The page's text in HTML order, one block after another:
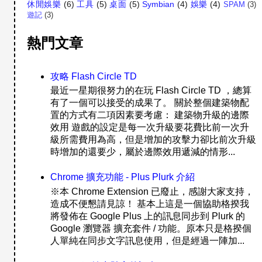
休閒娛樂 (6) 工具 (5) 桌面 (5) Symbian (4) 娛樂 (4) SPAM (3)
遊記 (3)
熱門文章
攻略 Flash Circle TD
最近一星期很努力的在玩 Flash Circle TD ，總算
有了一個可以接受的成果了。 關於整個建築物配
置的方式有二項因素要考慮： 建築物升級的邊際
效用 遊戲的設定是每一次升級要花費比前一次升
級所需費用為高，但是增加的攻擊力卻比前次升級
時增加的還要少，屬於邊際效用遞減的情形...
Chrome 擴充功能 - Plus Plurk 介紹
※本 Chrome Extension 已廢止，感謝大家支持，
造成不便懇請見諒！ 基本上這是一個協助格揆我
將發佈在 Google Plus 上的訊息同步到 Plurk 的
Google 瀏覽器 擴充套件 / 功能。原本只是格揆個
人單純在同步文字訊息使用，但是經過一陣加...